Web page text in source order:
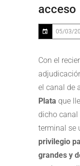
acceso
05/03/
Con el
el canal de
Plata que
dicho canal
terminal se
privilegio
grandes y